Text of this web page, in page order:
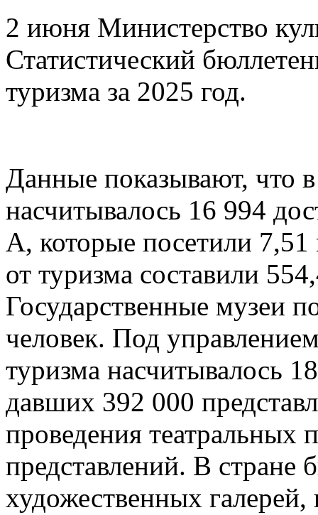
2 июня Министерство
Статистический
туризма за 2025 год.
Данные показывают, что
насчитывалось 16 994
А, которые посетили
от туризма составили
Государственные музеи
человек. Под
туризма насчитывалось
давших 392 000
проведения театральных
представлений. В стране
художественных